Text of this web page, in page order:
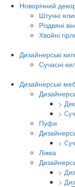
Новорічний
Штучні
Різдвяні
Хвойні
Дизайнерські
Сучасні
Дизайнерські
>
>
Пуфи
>
Ліжка
>
>